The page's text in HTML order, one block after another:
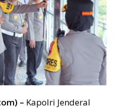
– Kapolri Jenderal